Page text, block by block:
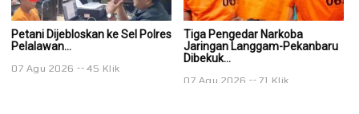
Petani Dijebloskan ke Sel Polres
Pelalawan...
07 Agu 2026 45 Klik
Tiga Pengedar Narkoba
Jaringan Langgam-Pekanbaru
Dibekuk...
07 Agu 2026 71 Klik